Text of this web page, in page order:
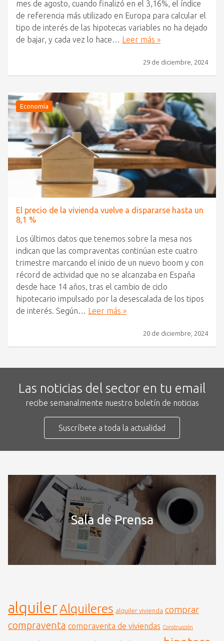
mes de agosto, cuando finalizó en el 3,16%, el índice
de referencia más utilizado en Europa para calcular el
tipo de interés de las hipotecas variables no ha dejado
de bajar, y cada vez lo hace… Leer más »
29 de diciembre, 2024
Economía
El precio de la vivienda vuelve a dispararse hasta un
8,1 %
Los últimos datos que tenemos sobre la mesa nos
indican que las compraventas continúan este cuatro
trimestre marcando el inicio de un nuevo boom y con
récord de actividad que no se alcanzaba en España
desde hace 14 años, tras el cambio de ciclo
hipotecario impulsado por la desescalada de los tipos
de interés. Según… Leer más »
20 de diciembre, 2024
Las noticias del sector en tu email
recibe semanalmente nuestro boletín de noticias
Suscríbete a toda la actualidad
Sala de Prensa
alquilerAlquileres alquiler vivienda comprar
compraventa compraventa de viviendas Construcción